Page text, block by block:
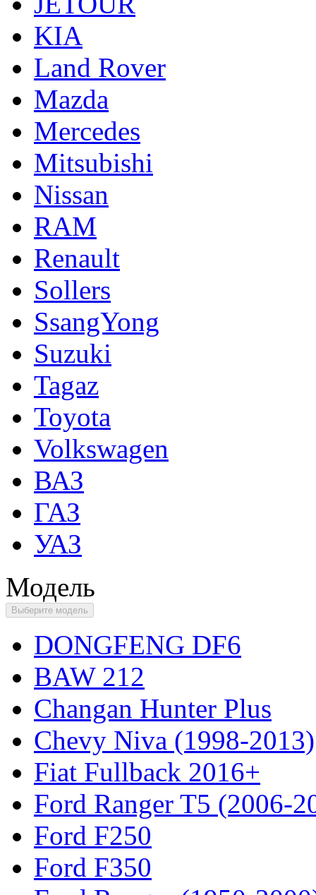
KIA
Land Rover
Mazda
Mercedes
Mitsubishi
Nissan
RAM
Renault
Sollers
SsangYong
Suzuki
Tagaz
Toyota
Volkswagen
ВАЗ
ГАЗ
УАЗ
Модель
Выберите модель
DONGFENG DF6
BAW 212
Changan Hunter Plus
Chevy Niva (1998-2013)
Fiat Fullback 2016+
Ford Ranger T5 (2006-
Ford F250
Ford F350